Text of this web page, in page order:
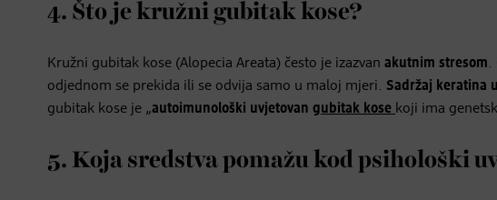
4. Što je kružni gubitak kose?
Kružni gubitak kose (Alopecia Areata) često je izazvan akutnim stresom.
odjednom se prekida ili se odvija samo u maloj mjeri. Sadržaj keratina
gubitak kose je „autoimunološki uvjetovan gubitak kose koji ima
5. Koja sredstva pomažu kod psihološki